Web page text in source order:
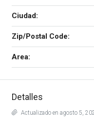
Ciudad:
Zip/Postal Code:
Area:
Detalles
Actualizado en agosto 5,